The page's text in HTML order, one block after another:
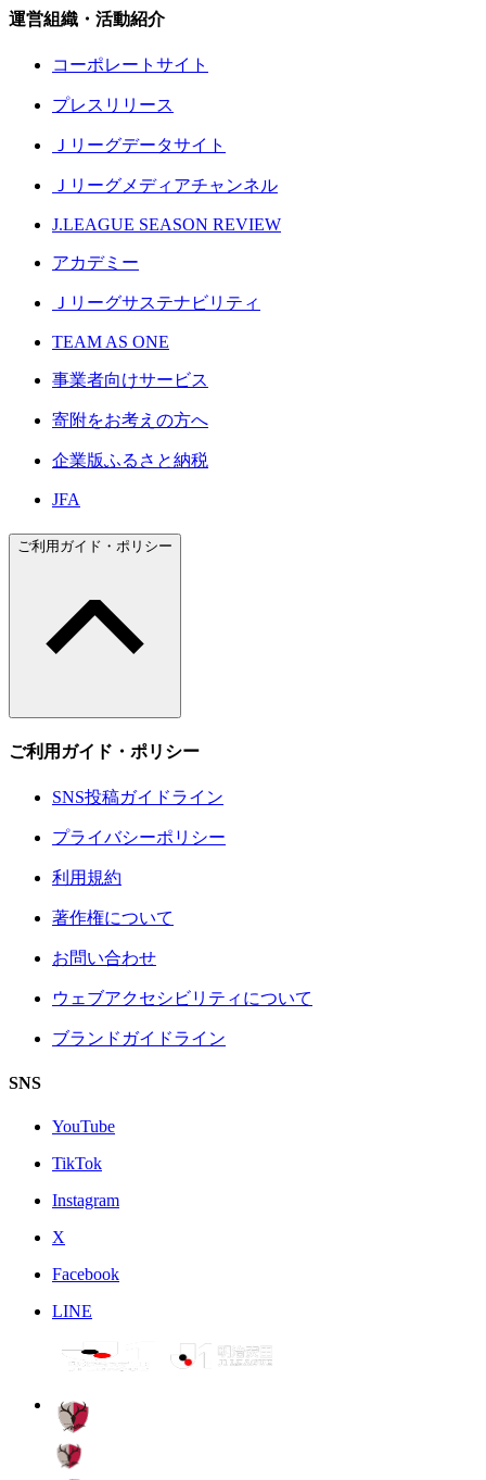
運営組織・活動紹介
コーポレートサイト
プレスリリース
Ｊリーグデータサイト
Ｊリーグメディアチャンネル
J.LEAGUE SEASON REVIEW
アカデミー
Ｊリーグサステナビリティ
TEAM AS ONE
事業者向けサービス
寄附をお考えの方へ
企業版ふるさと納税
JFA
ご利用ガイド・ポリシー
ご利用ガイド・ポリシー
SNS投稿ガイドライン
プライバシーポリシー
利用規約
著作権について
お問い合わせ
ウェブアクセシビリティについて
ブランドガイドライン
SNS
YouTube
TikTok
Instagram
X
Facebook
LINE